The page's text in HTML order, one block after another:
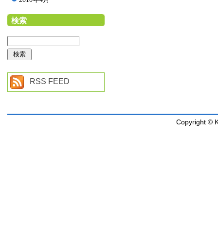
検索
RSS FEED
Copyright ©